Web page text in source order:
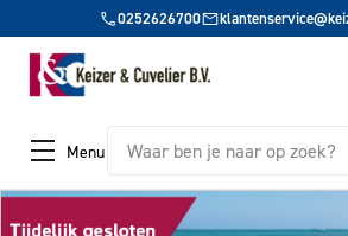
0252626700
Menu Zoeken